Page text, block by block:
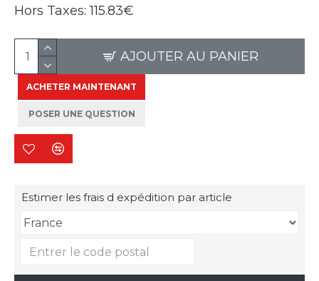
Hors Taxes:115.83€
AJOUTER AU PANIER
ACHETER MAINTENANT
POSER UNE QUESTION
Estimer les frais d expédition par article